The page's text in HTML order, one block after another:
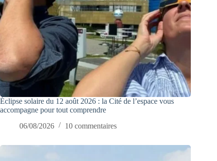
Éclipse solaire du 12 août 2026 : la Cité de l’espace vous
accompagne pour tout comprendre
06/08/2026
10 commentaires